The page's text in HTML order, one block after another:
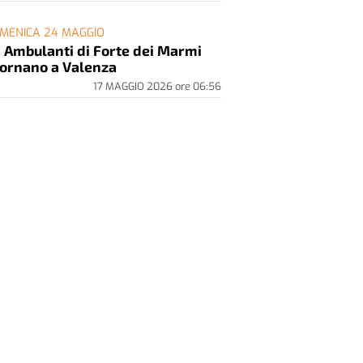
24 MAGGIO
Ambulanti di Forte dei Marmi
a Valenza
17 MAGGIO 2026ore 06:56